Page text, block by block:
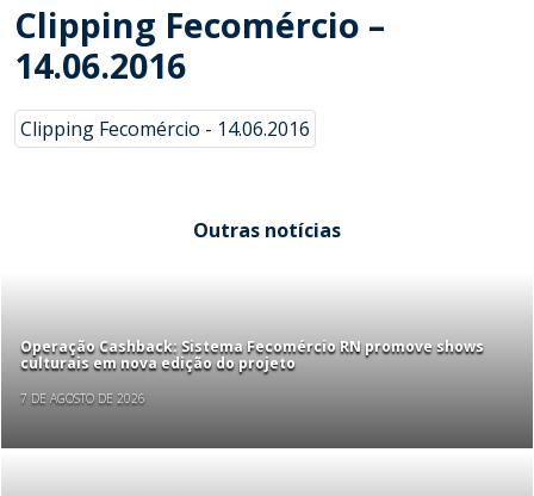
Clipping Fecomércio –
14.06.2016
Clipping Fecomércio - 14.06.2016
Outras notícias
Operação Cashback: Sistema Fecomércio RN promove shows
culturais em nova edição do projeto
7 DE AGOSTO DE 2026